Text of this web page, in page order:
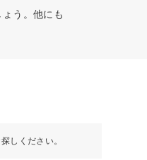
う。他にも
しください。